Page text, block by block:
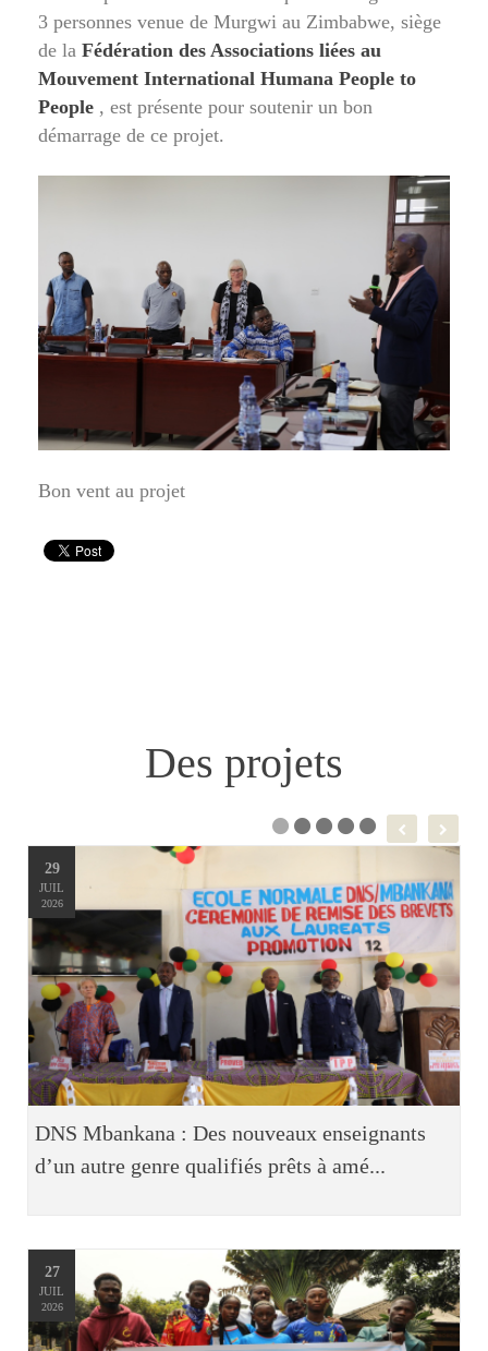
3 personnes venue de Murgwi au Zimbabwe, siège
de la Fédération des Associations liées au
Mouvement International Humana People to
People , est présente pour soutenir un bon
démarrage de ce projet.
Bon vent au projet
Des projets
29
JUIL
2026
DNS Mbankana : Des nouveaux enseignants
d’un autre genre qualifiés prêts à amé...
27
JUIL
2026